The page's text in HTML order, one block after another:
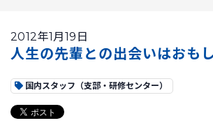
2012年1月19日
人生の先輩との出会いはおも
国内スタッフ（支部・研修センター）